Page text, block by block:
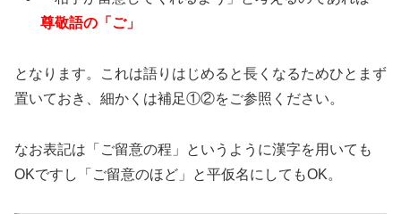
尊敬語の「ご」
となります。これは語りはじめると長くなるためひとまず
置いておき、細かくは補足①②をご参照ください。
なお表記は「ご留意の程」というように漢字を用いても
OKですし「ご留意のほど」と平仮名にしてもOK。